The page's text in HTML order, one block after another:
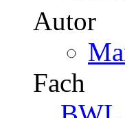
Autor
Fach